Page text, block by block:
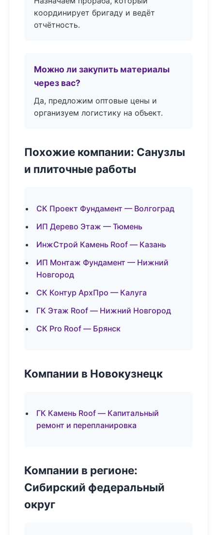
координирует бригаду и ведёт
отчётность.
Можно ли закупить материалы
через вас?
Да, предложим оптовые цены и
организуем логистику на объект.
Похожие компании: Санузлы
и плиточные работы
СК Проект Фундамент — Волгоград
ИП Дерево Этаж — Тюмень
ИнжСтрой Камень Roof — Казань
ИП Монтаж Фундамент — Нижний
Новгород
СК Контур АрхПро — Калуга
ГК Этаж Roof — Нижний Новгород
СК Pro Roof — Брянск
Компании в Новокузнецк
ГК Камень Roof — Капитальный
ремонт и перепланировка
Компании в регионе:
Сибирский федеральный
округ